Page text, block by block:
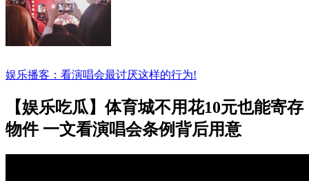
娱乐播客：看演唱会最讨厌这样的行为!
【娱乐吃瓜】体育城不用花10元也能寄存
物件 一文看演唱会条例背后用意